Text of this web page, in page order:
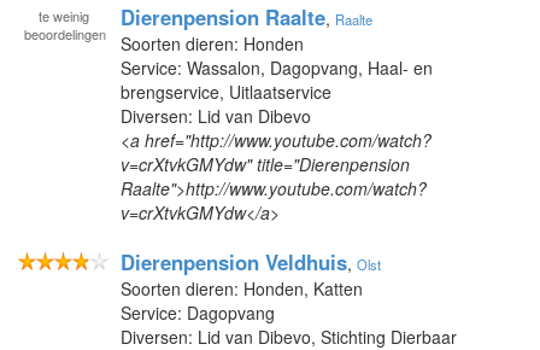
te weinig
beoordelingen
Dierenpension Raalte, Raalte
Soorten dieren: Honden
Service: Wassalon, Dagopvang, Haal- en
brengservice, Uitlaatservice
Diversen: Lid van Dibevo
<a href="http://www.youtube.com/watch?
v=crXtvkGMYdw" title="Dierenpension
Raalte">http://www.youtube.com/watch?
v=crXtvkGMYdw</a>
Dierenpension Veldhuis, Olst
Soorten dieren: Honden, Katten
Service: Dagopvang
Diversen: Lid van Dibevo, Stichting Dierbaar